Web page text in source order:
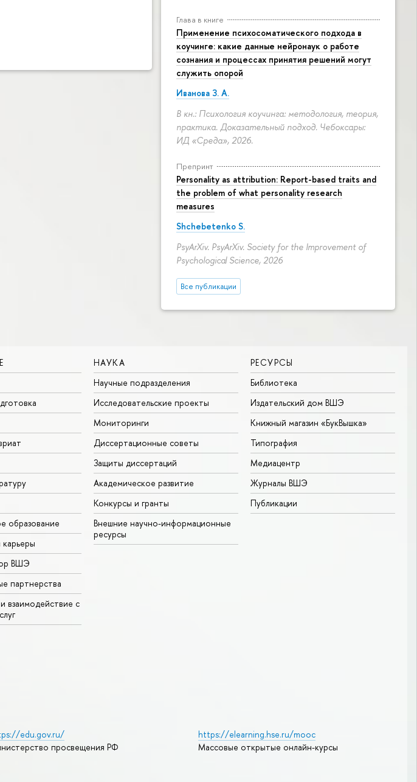
Глава в книге
Применение психосоматического подхода в
коучинге: какие данные нейронаук о работе
сознания и процессах принятия решений могут
служить опорой
Иванова З. А.
В кн.: Психология коучинга: методология, теория,
практика. Доказательный подход. Чебоксары:
ИД «Среда», 2026.
Препринт
Personality as attribution: Report-based traits and
the problem of what personality research
measures
Shchebetenko S.
PsyArXiv. PsyArXiv. Society for the Improvement of
Psychological Science, 2026
Все публикации
образование
ВШЭ
партнерства
взаимодействие с
НАУКА
Научные подразделения
Исследовательские проекты
Мониторинги
Диссертационные советы
Защиты диссертаций
Академическое развитие
Конкурсы и гранты
Внешние научно-информационные
ресурсы
РЕСУРСЫ
Библиотека
Издательский дом ВШЭ
Книжный магазин «БукВышка»
Типография
Медиацентр
Журналы ВШЭ
Публикации
edu.gov.ru/
просвещения РФ
https://elearning.hse.ru/mooc
Массовые открытые онлайн-курсы